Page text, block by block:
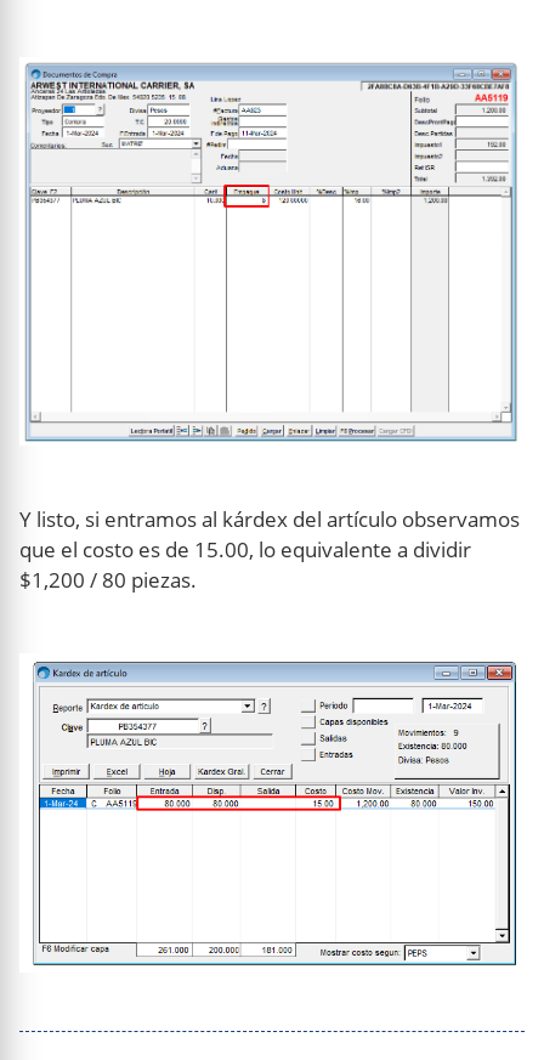
Y listo, si entramos al kárdex del artículo observamos
que el costo es de 15.00, lo equivalente a dividir
$1,200 / 80 piezas.